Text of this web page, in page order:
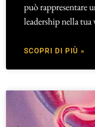
può rappresentare
leadership nella
SCOPRI DI PIÙ »